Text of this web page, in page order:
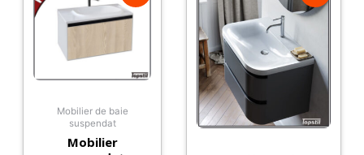
Mobilier de baie
suspendat
Mobilier